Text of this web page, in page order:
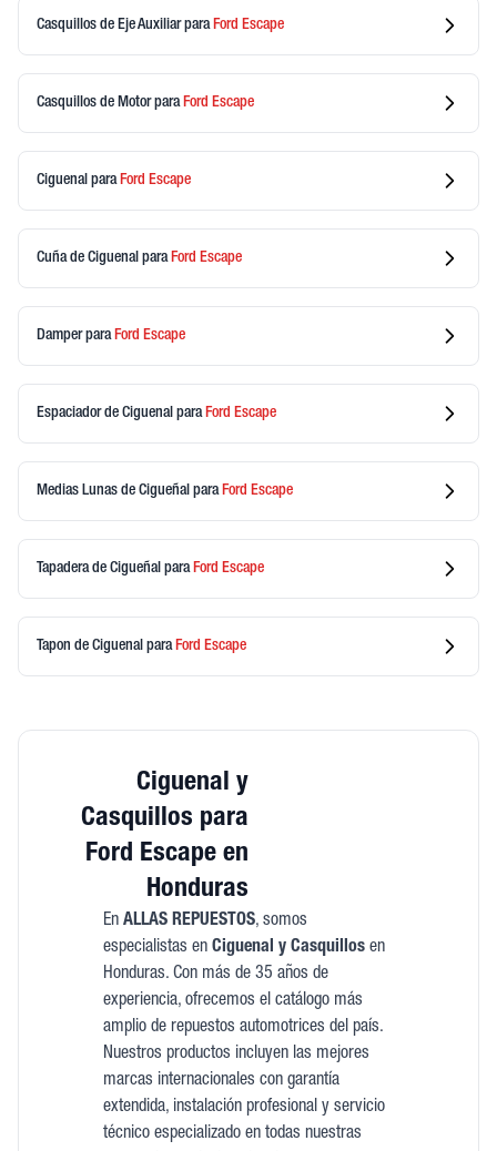
Casquillos de Eje Auxiliarpara Ford Escape
Casquillos de Motorpara Ford Escape
Ciguenal para Ford Escape
Cuña de Ciguenal para Ford Escape
Damperpara Ford Escape
Espaciador de Ciguenal para Ford Escape
Medias Lunas de Cigueñal para Ford Escape
Tapadera de Cigueñal para Ford Escape
Tapon de Ciguenal para Ford Escape
Ciguenal y
Casquillos para
Ford Escape en
Honduras
En ALLAS REPUESTOS, somos
especialistas en Ciguenal y Casquillosen
Honduras. Con más de 35 años de
experiencia, ofrecemos el catálogo más
amplio de repuestos automotrices del país.
Nuestros productos incluyen las mejores
marcas internacionales con garantía
extendida, instalación profesional y servicio
técnico especializado en todas nuestras